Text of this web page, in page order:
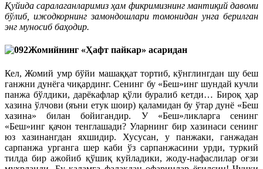
Қуйида саралаганларимиз ҳам фикримизнинг мантиқий давоми
бўлиб, ижодкорнинг замондошлари томонидан унга берилган
энг муносиб баҳодир.
Жомийнинг «Ҳафт пайкар» асаридан
Кел, Жомий умр бўйи машаққат тортиб, кўнглингдан шу беш
ганжни дунёга чиқардинг. Сенинг бу «Беш»инг шундай кучли
панжа бўлдики, дарёкафлар қўли буралиб кетди… Бироқ ҳар
хазина ўлчови (яъни етук шоир) қаламидан бу ўтар дунё «Беш
хазина» билан бойигандир. У «Беш»ликларга сенинг
«Беш»инг қачон тенглашади? Уларнинг бир хазинаси сенинг
юз хазинангдан яхшидир. Хусусан, у панжаки, ганжадан
сарпанжа урганга шер каби ўз сарпанжасини урди, туркий
тилда бир ажойиб қўшиқ куйладики, жоду-нафаслилар оғзи